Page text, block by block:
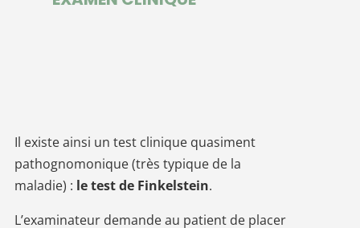
Il existe ainsi un test clinique quasiment
pathognomonique (très typique de la
maladie) : le test de Finkelstein.
L’examinateur demande au patient de placer